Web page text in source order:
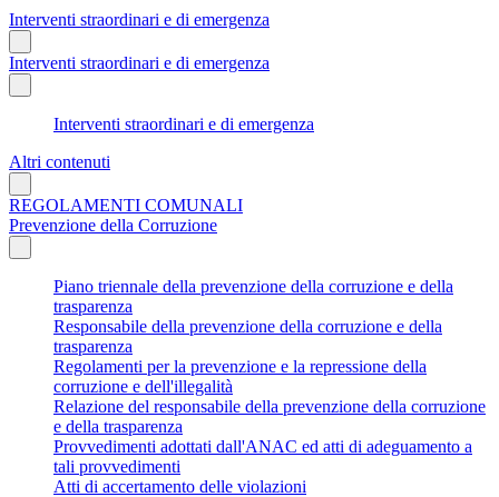
Interventi straordinari e di emergenza
Interventi straordinari e di emergenza
Interventi straordinari e di emergenza
Altri contenuti
REGOLAMENTI COMUNALI
Prevenzione della Corruzione
Piano triennale della prevenzione della corruzione e della
trasparenza
Responsabile della prevenzione della corruzione e della
trasparenza
Regolamenti per la prevenzione e la repressione della
corruzione e dell'illegalità
Relazione del responsabile della prevenzione della corruzione
e della trasparenza
Provvedimenti adottati dall'ANAC ed atti di adeguamento a
tali provvedimenti
Atti di accertamento delle violazioni